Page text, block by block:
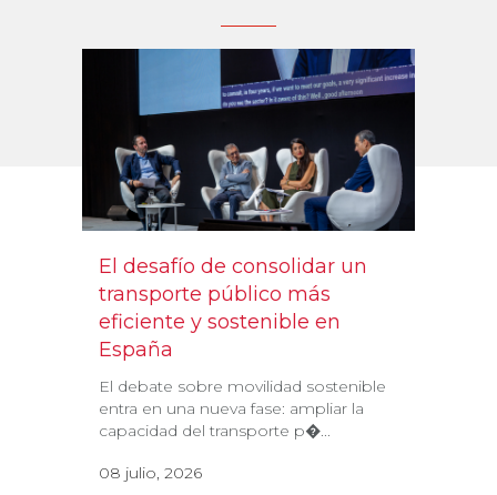
El desafío de consolidar un
transporte público más
eficiente y sostenible en
España
El debate sobre movilidad sostenible
entra en una nueva fase: ampliar la
capacidad del transporte p�...
08 julio, 2026